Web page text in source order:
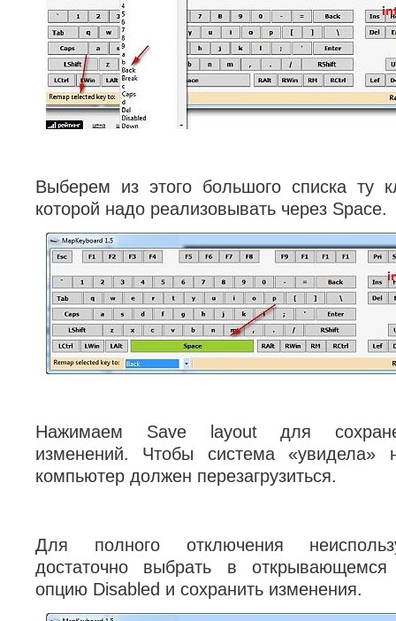
Выберем из этого большого списка ту
которой надо реализовывать через Space.
Нажимаем Save layout для
изменений. Чтобы система «увидела»
компьютер должен перезагрузиться.
Для полного отключения
достаточно выбрать в
опцию Disabled и сохранить изменения.